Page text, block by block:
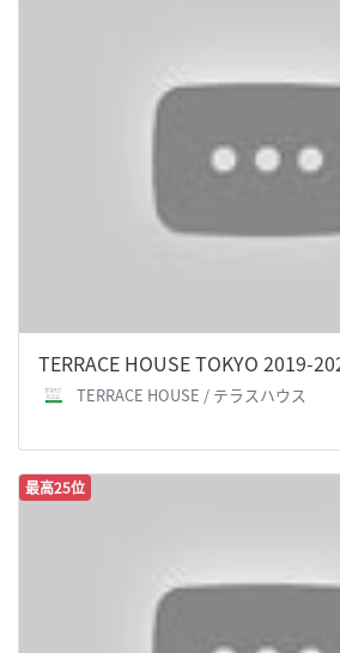
TERRACE HOUSE TOKYO 2019-
TERRACE HOUSE / テラスハウス
最高25位